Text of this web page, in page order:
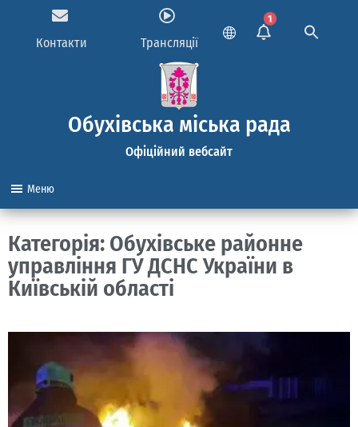
Контакти Трансляції
1
Обухівська міська рада
Офіційний вебсайт
Меню
Категорія: Обухівське районне
управління ГУ ДСНС України в
Київській області